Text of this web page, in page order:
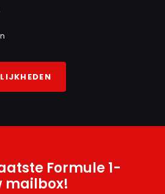
Formule 1-
mailbox!